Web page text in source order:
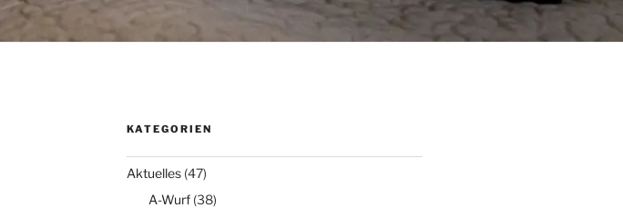
KATEGORIEN
Aktuelles(47)
A-Wurf(38)